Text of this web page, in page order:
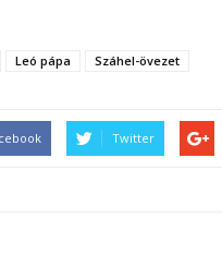
Leó pápa Száhel-övezet
Twitter